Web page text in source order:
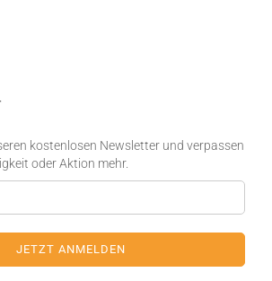
kostenlosen Newsletter und verpassen
oder Aktion mehr.